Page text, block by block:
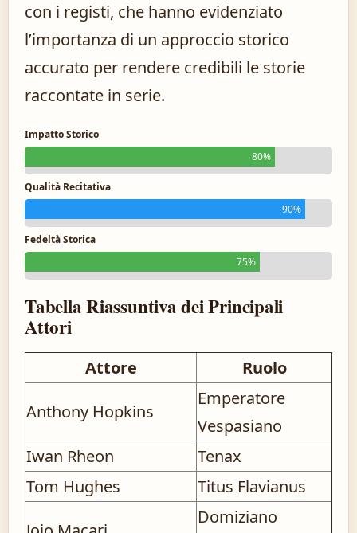
con i registi, che hanno evidenziato
l’importanza di un approccio storico
accurato per rendere credibili le storie
raccontate in serie.
Impatto Storico
80%
Qualità Recitativa
90%
Fedeltà Storica
75%
Tabella Riassuntiva dei Principali
Attori
Attore Ruolo
Anthony Hopkins
Emperatore
Vespasiano
Iwan Rheon
Tenax
Tom Hughes
Titus Flavianus
Domiziano